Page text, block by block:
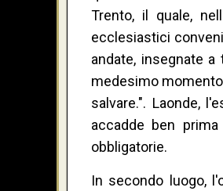
Trento, il quale,
ecclesiastici
andate, insegnate
medesimo
salvare.". Laonde,
accadde ben
obbligatorie.
In secondo luogo,